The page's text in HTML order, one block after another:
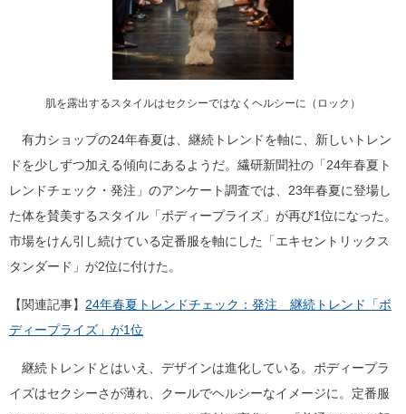
肌を露出するスタイルはセクシーではなくヘルシーに（ロック）
有力ショップの24年春夏は、継続トレンドを軸に、新しいトレン
ドを少しずつ加える傾向にあるようだ。繊研新聞社の「24年春夏ト
レンドチェック・発注」のアンケート調査では、23年春夏に登場し
た体を賛美するスタイル「ボディープライズ」が再び1位になった。
市場をけん引し続けている定番服を軸にした「エキセントリックス
タンダード」が2位に付けた。
【関連記事】 24年春夏トレンドチェック：発注 継続トレンド「ボ
ディープライズ」が1位
継続トレンドとはいえ、デザインは進化している。ボディープラ
イズはセクシーさが薄れ、クールでヘルシーなイメージに。定番服